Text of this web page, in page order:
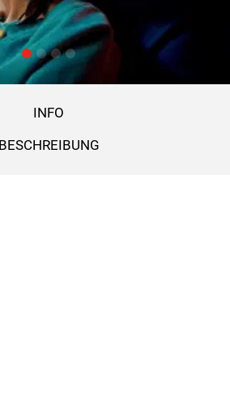
INFO
BESCHREIBUNG